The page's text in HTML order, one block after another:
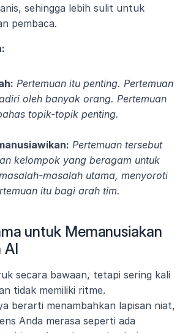
sehingga lebih sulit untuk
pembaca.
Pertemuan itu penting. Pertemuan
oleh banyak orang. Pertemuan
topik-topik penting.
Pertemuan tersebut
kelompok yang beragam untuk
masalah utama, menyoroti
itu bagi arah tim.
untuk Memanusiakan
AI
secara bawaan, tetapi sering kali
tidak memiliki ritme.
berarti menambahkan lapisan niat,
Anda merasa seperti ada